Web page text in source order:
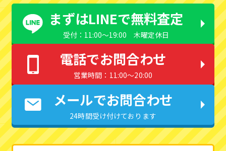
まずはLINEで無料査定
受付：11:00〜19:00 木曜定休日
電話でお問合わせ
営業時間：11:00〜20:00
メールでお問合わせ
24時間受け付けております